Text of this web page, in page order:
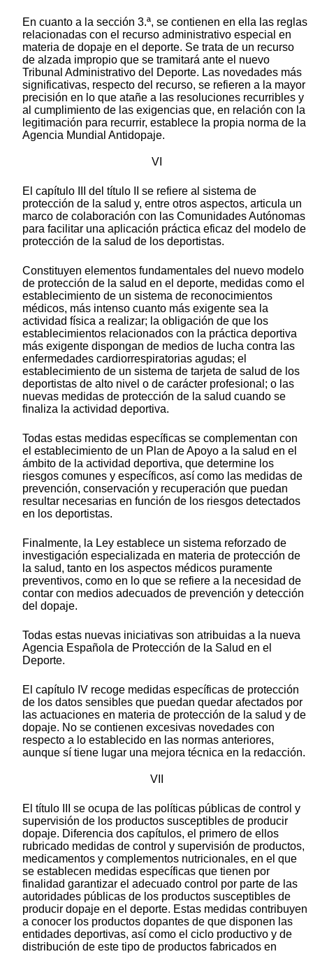
En cuanto a la sección 3.ª, se contienen en ella las reglas
relacionadas con el recurso administrativo especial en
materia de dopaje en el deporte. Se trata de un recurso
de alzada impropio que se tramitará ante el nuevo
Tribunal Administrativo del Deporte. Las novedades más
significativas, respecto del recurso, se refieren a la mayor
precisión en lo que atañe a las resoluciones recurribles y
al cumplimiento de las exigencias que, en relación con la
legitimación para recurrir, establece la propia norma de la
Agencia Mundial Antidopaje.
VI
El capítulo III del título II se refiere al sistema de
protección de la salud y, entre otros aspectos, articula un
marco de colaboración con las Comunidades Autónomas
para facilitar una aplicación práctica eficaz del modelo de
protección de la salud de los deportistas.
Constituyen elementos fundamentales del nuevo modelo
de protección de la salud en el deporte, medidas como el
establecimiento de un sistema de reconocimientos
médicos, más intenso cuanto más exigente sea la
actividad física a realizar; la obligación de que los
establecimientos relacionados con la práctica deportiva
más exigente dispongan de medios de lucha contra las
enfermedades cardiorrespiratorias agudas; el
establecimiento de un sistema de tarjeta de salud de los
deportistas de alto nivel o de carácter profesional; o las
nuevas medidas de protección de la salud cuando se
finaliza la actividad deportiva.
Todas estas medidas específicas se complementan con
el establecimiento de un Plan de Apoyo a la salud en el
ámbito de la actividad deportiva, que determine los
riesgos comunes y específicos, así como las medidas de
prevención, conservación y recuperación que puedan
resultar necesarias en función de los riesgos detectados
en los deportistas.
Finalmente, la Ley establece un sistema reforzado de
investigación especializada en materia de protección de
la salud, tanto en los aspectos médicos puramente
preventivos, como en lo que se refiere a la necesidad de
contar con medios adecuados de prevención y detección
del dopaje.
Todas estas nuevas iniciativas son atribuidas a la nueva
Agencia Española de Protección de la Salud en el
Deporte.
El capítulo IV recoge medidas específicas de protección
de los datos sensibles que puedan quedar afectados por
las actuaciones en materia de protección de la salud y de
dopaje. No se contienen excesivas novedades con
respecto a lo establecido en las normas anteriores,
aunque sí tiene lugar una mejora técnica en la redacción.
VII
El título III se ocupa de las políticas públicas de control y
supervisión de los productos susceptibles de producir
dopaje. Diferencia dos capítulos, el primero de ellos
rubricado medidas de control y supervisión de productos,
medicamentos y complementos nutricionales, en el que
se establecen medidas específicas que tienen por
finalidad garantizar el adecuado control por parte de las
autoridades públicas de los productos susceptibles de
producir dopaje en el deporte. Estas medidas contribuyen
a conocer los productos dopantes de que disponen las
entidades deportivas, así como el ciclo productivo y de
distribución de este tipo de productos fabricados en